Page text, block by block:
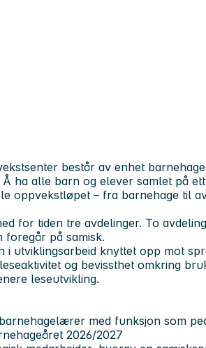
består av enhet
ha alle barn og elever samlet på
oppvekstløpet – fra barnehage til
for tiden tre avdelinger. To
foregår på samisk.
i utviklingsarbeid knyttet opp mot
og bevissthet omkring
leseutvikling.
med funksjon som
2026/2027